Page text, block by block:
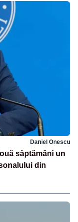
Daniel Onescu
săptămâni un
din